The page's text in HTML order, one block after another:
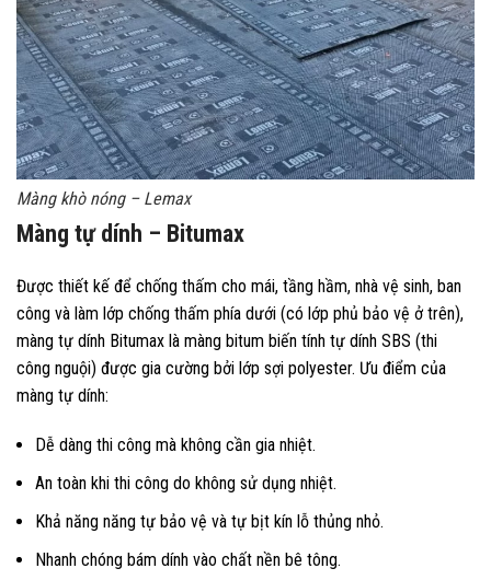
Màng khò nóng – Lemax
Màng tự dính – Bitumax
Được thiết kế để chống thấm cho mái, tầng hầm, nhà vệ sinh, ban
công và làm lớp chống thấm phía dưới (có lớp phủ bảo vệ ở trên),
màng tự dính Bitumax là màng bitum biến tính tự dính SBS (thi
công nguội) được gia cường bởi lớp sợi polyester. Ưu điểm của
màng tự dính:
Dễ dàng thi công mà không cần gia nhiệt.
An toàn khi thi công do không sử dụng nhiệt.
Khả năng năng tự bảo vệ và tự bịt kín lỗ thủng nhỏ.
Nhanh chóng bám dính vào chất nền bê tông.